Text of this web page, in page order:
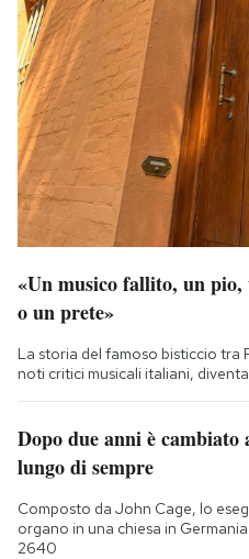
«Un musico fallito, un
o un prete»
La storia del famoso bisticcio tra
noti critici musicali italiani,
Dopo due anni è
lungo di sempre
Composto da John Cage, lo
organo in una chiesa in
2640